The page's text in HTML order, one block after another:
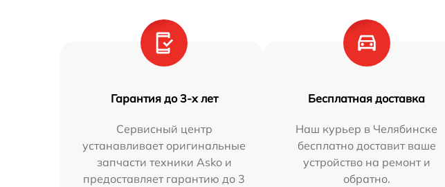
Гарантия до 3-х лет
Сервисный центр
устанавливает оригинальные
запчасти техники Asko и
предоставляет гарантию до 3
Бесплатная доставка
Наш курьер в Челябинске
бесплатно доставит ваше
устройство на ремонт и
обратно.